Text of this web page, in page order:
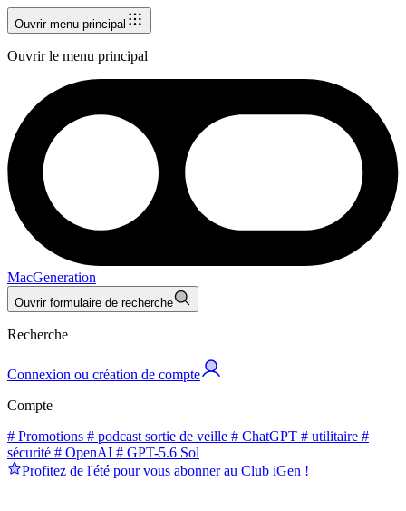
Ouvrir menu principal
Ouvrir le menu principal
MacGeneration
Ouvrir formulaire de recherche
Recherche
Connexion ou création de compte
Compte
# Promotions # podcast sortie de veille # ChatGPT # utilitaire #
sécurité # OpenAI # GPT-5.6 Sol
Profitez de l'été pour vous abonner au Club iGen !